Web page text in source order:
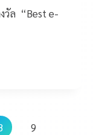
วัล “Best e-
9